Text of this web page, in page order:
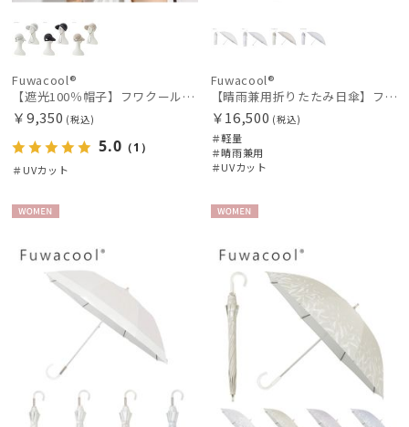
Fuwacool®
【遮光100％帽子】フワクール® (Fuwacool®) ジョッキーバイザー 遮光100 UV100
￥9,350 (税込)
5.0 （1）
＃UVカット
Fuwacool®
【晴雨兼用折りたたみ日傘】フワクール®ホワイト（Fuwacool® White）トーンonトーン
￥16,500 (税込)
＃軽量
＃晴雨兼用
＃UVカット
N
N